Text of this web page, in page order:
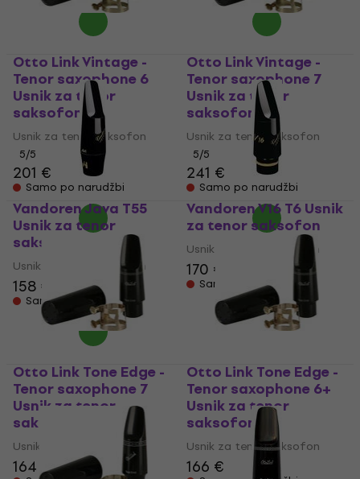
Otto Link Vintage -
Tenor saxophone 6
Usnik za tenor
saksofon
Usnik za tenor saksofon
5/5
201 €
Samo po narudžbi
Otto Link Vintage -
Tenor saxophone 7
Usnik za tenor
saksofon
Usnik za tenor saksofon
5/5
241 €
Samo po narudžbi
Vandoren Java T55
Usnik za tenor
saksofon
Usnik za tenor saksofon
158 €
Samo po narudžbi
Vandoren V16 T6 Usnik
za tenor saksofon
Usnik za tenor saksofon
170 €
Samo po narudžbi
Otto Link Tone Edge -
Tenor saxophone 7
Usnik za tenor
saksofon
Usnik za tenor saksofon
164 €
Otto Link Tone Edge -
Tenor saxophone 6+
Usnik za tenor
saksofon
Usnik za tenor saksofon
166 €